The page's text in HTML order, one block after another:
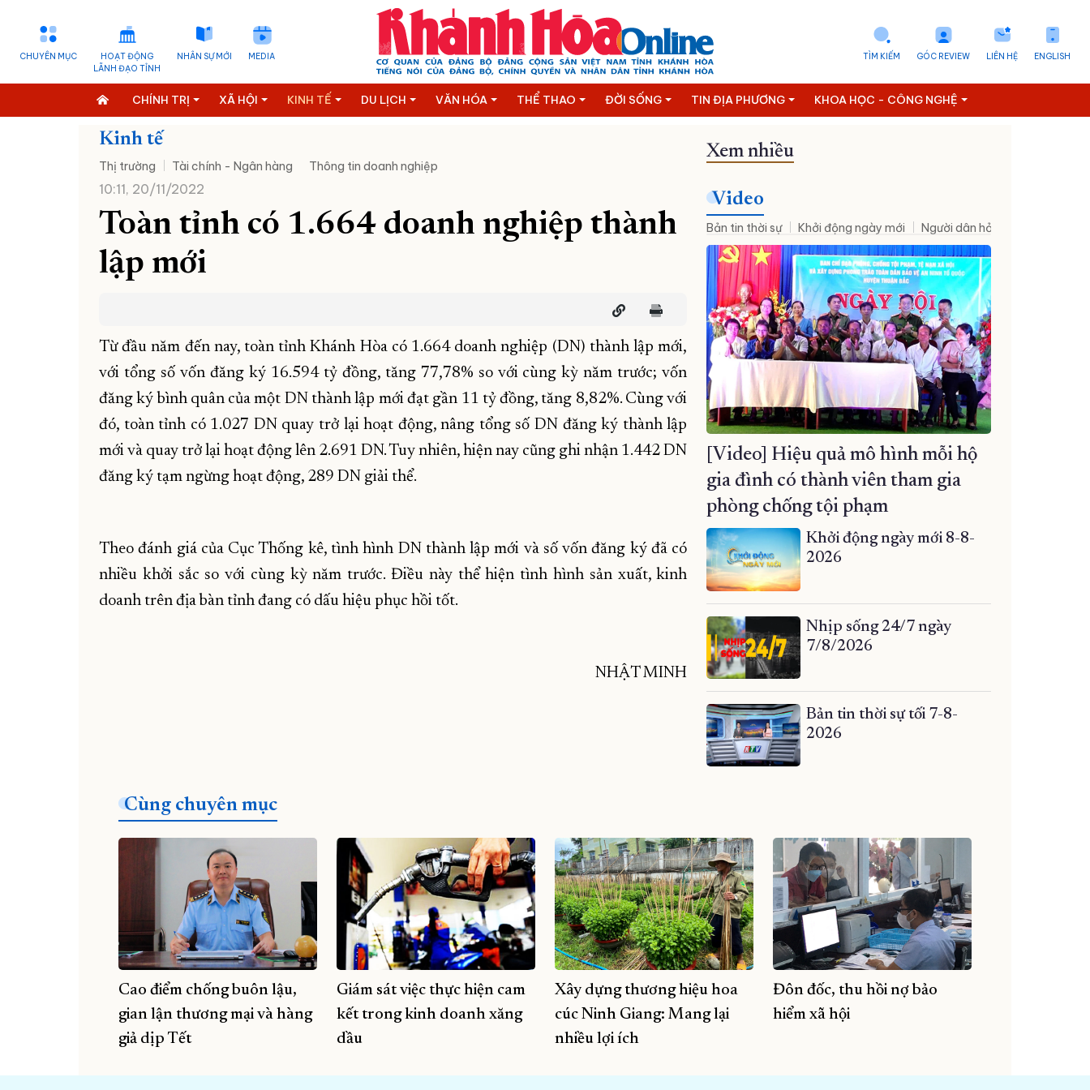
CHUYÊN MỤC
HOẠT ĐỘNG
LÃNH ĐẠO TỈNH
NHÂN SỰ MỚI MEDIA ENGLISH
LIÊN HỆ
GÓC REVIEW
TÌM KIẾM
CHÍNH TRỊ XÃ HỘI KINH TẾ DU LỊCH VĂN HÓA THỂ THAO ĐỜI SỐNG TIN ĐỊA PHƯƠNG KHOA HỌC - CÔNG NGHỆ
Kinh tế
Thị trường Tài chính - Ngân hàng Thông tin doanh nghiệp
10:11, 20/11/2022
Toàn tỉnh có 1.664 doanh nghiệp thành
lập mới
Từ đầu năm đến nay, toàn tỉnh Khánh Hòa có 1.664 doanh nghiệp (DN) thành lập mới,
với tổng số vốn đăng ký 16.594 tỷ đồng, tăng 77,78% so với cùng kỳ năm trước; vốn
đăng ký bình quân của một DN thành lập mới đạt gần 11 tỷ đồng, tăng 8,82%. Cùng với
đó, toàn tỉnh có 1.027 DN quay trở lại hoạt động, nâng tổng số DN đăng ký thành lập
mới và quay trở lại hoạt động lên 2.691 DN. Tuy nhiên, hiện nay cũng ghi nhận 1.442 DN
đăng ký tạm ngừng hoạt động, 289 DN giải thể.
Theo đánh giá của Cục Thống kê, tình hình DN thành lập mới và số vốn đăng ký đã có
nhiều khởi sắc so với cùng kỳ năm trước. Điều này thể hiện tình hình sản xuất, kinh
doanh trên địa bàn tỉnh đang có dấu hiệu phục hồi tốt.
NHẬT MINH
Xem nhiều
Video
Bản tin thời sự Khởi động ngày mới Người dân hỏi – Cơ quan nhà
[Video] Hiệu quả mô hình mỗi hộ
gia đình có thành viên tham gia
phòng chống tội phạm
Khởi động ngày mới 8-8-
2026
Nhịp sống 24/7 ngày
7/8/2026
Bản tin thời sự tối 7-8-
2026
Cùng chuyên mục
Cao điểm chống buôn lậu,
gian lận thương mại và hàng
giả dịp Tết
Giám sát việc thực hiện cam
kết trong kinh doanh xăng
dầu
Xây dựng thương hiệu hoa
cúc Ninh Giang: Mang lại
nhiều lợi ích
Đôn đốc, thu hồi nợ bảo
hiểm xã hội